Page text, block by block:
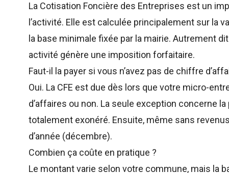
La Cotisation Foncière des Entreprises est un
l’activité. Elle est calculée principalement sur la
la base minimale fixée par la mairie. Autrement
activité génère une imposition forfaitaire.
Faut-il la payer si vous n’avez pas de chiffre
Oui. La CFE est due dès lors que votre micro-
d’affaires ou non. La seule exception concerne
totalement exonéré. Ensuite, même sans
d’année (décembre).
Combien ça coûte en pratique ?
Le montant varie selon votre commune, mais la